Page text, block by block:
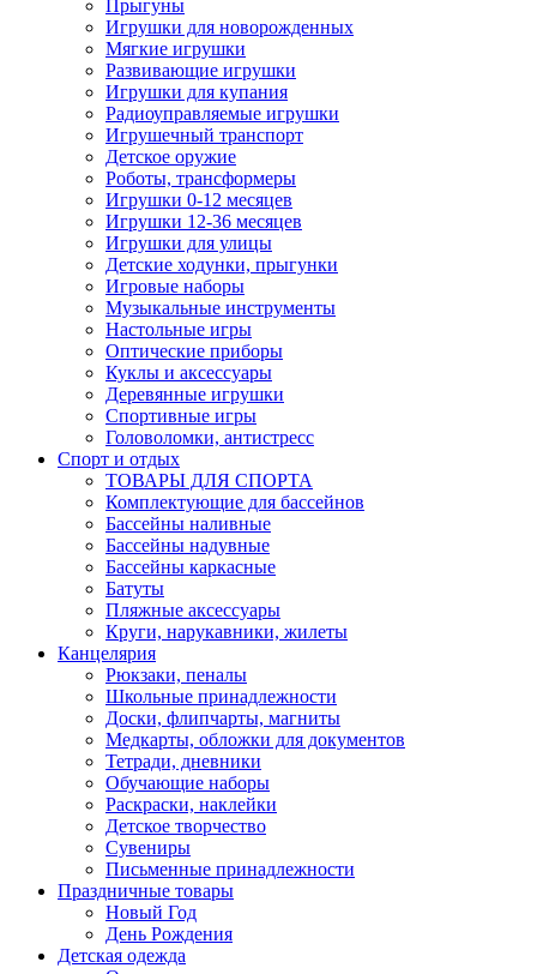
Прыгуны
Игрушки для новорожденных
Мягкие игрушки
Развивающие игрушки
Игрушки для купания
Радиоуправляемые игрушки
Игрушечный транспорт
Детское оружие
Роботы, трансформеры
Игрушки 0-12 месяцев
Игрушки 12-36 месяцев
Игрушки для улицы
Детские ходунки, прыгунки
Игровые наборы
Музыкальные инструменты
Настольные игры
Оптические приборы
Куклы и аксессуары
Деревянные игрушки
Спортивные игры
Головоломки, антистресс
Спорт и отдых
ТОВАРЫ ДЛЯ СПОРТА
Комплектующие для бассейнов
Бассейны наливные
Бассейны надувные
Бассейны каркасные
Батуты
Пляжные аксессуары
Круги, нарукавники, жилеты
Канцелярия
Рюкзаки, пеналы
Школьные принадлежности
Доски, флипчарты, магниты
Медкарты, обложки для документов
Тетради, дневники
Обучающие наборы
Раскраски, наклейки
Детское творчество
Сувениры
Письменные принадлежности
Праздничные товары
Новый Год
День Рождения
Детская одежда